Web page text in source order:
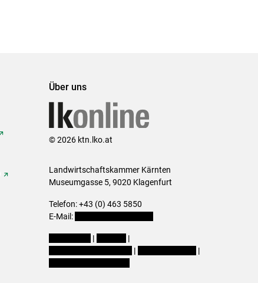
Über uns
© 2026 ktn.lko.at
Landwirtschaftskammer Kärnten
Museumgasse 5, 9020 Klagenfurt
Telefon: +43 (0) 463 5850
E-Mail:
|
|
|
|